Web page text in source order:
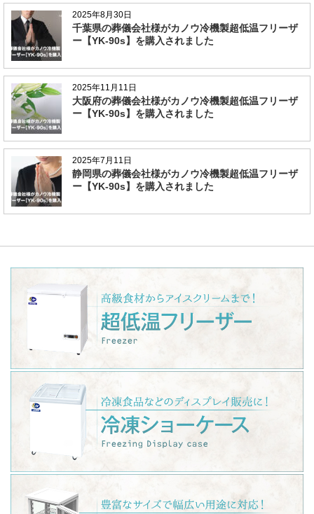
2025年8月30日
千葉県の葬儀会社様がカノウ冷機製超低温フリーザ
ー【YK-90s】を購入されました
2025年11月11日
大阪府の葬儀会社様がカノウ冷機製超低温フリーザ
ー【YK-90s】を購入されました
2025年7月11日
静岡県の葬儀会社様がカノウ冷機製超低温フリーザ
ー【YK-90s】を購入されました